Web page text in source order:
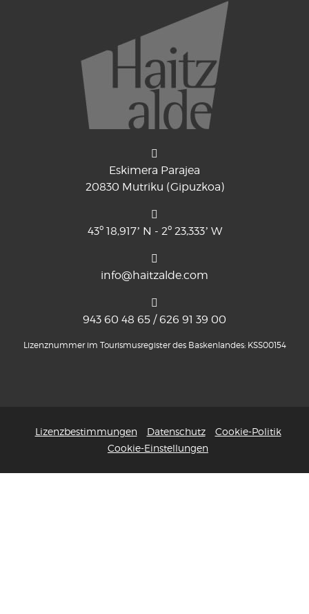
Eskimera Parajea
20830 Mutriku (Gipuzkoa)
43º 18,917’ N - 2º 23,333’ W
info@haitzalde.com
943 60 48 65 / 626 91 39 00
Lizenznummer im Tourismusregister des Baskenlandes: KSS00154
Lizenzbestimmungen Datenschutz
Cookie-Politik
Cookie-Einstellungen